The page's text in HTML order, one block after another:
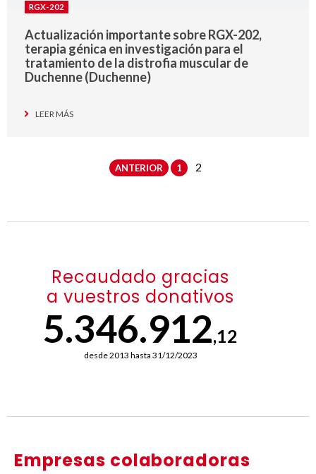
RGX-202
Actualización importante sobre RGX-202,
terapia génica en investigación para el
tratamiento de la distrofia muscular de
Duchenne (Duchenne)
LEER MÁS
ANTERIOR 1 2
Recaudado gracias
a vuestros donativos
5.346.912,12
desde 2013 hasta 31/12/2023
Empresas colaboradoras